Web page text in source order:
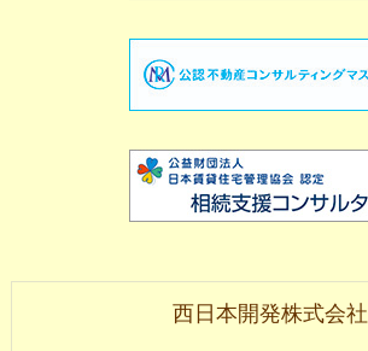
西日本開発株式会社